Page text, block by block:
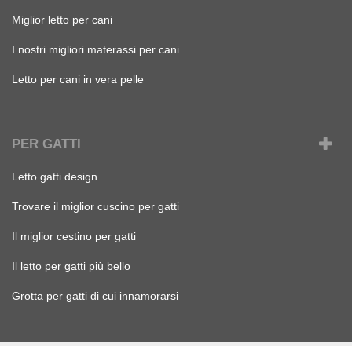
Miglior letto per cani
I nostri migliori materassi per cani
Letto per cani in vera pelle
PER GATTI
Letto gatti design
Trovare il miglior cuscino per gatti
Il miglior cestino per gatti
Il letto per gatti più bello
Grotta per gatti di cui innamorarsi